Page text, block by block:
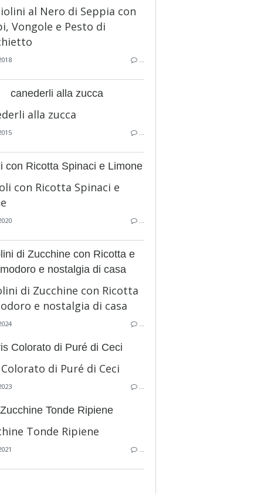
canederli alla zucca
con Ricotta Spinaci e Limone
di Zucchine con Ricotta e
e nostalgia di casa
Colorato di Puré di Ceci
Zucchine Tonde Ripiene